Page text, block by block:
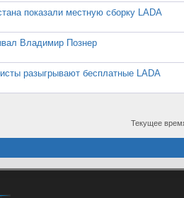
показали местную сборку LADA
Владимир Познер
разыгрывают бесплатные LADA
Текущее